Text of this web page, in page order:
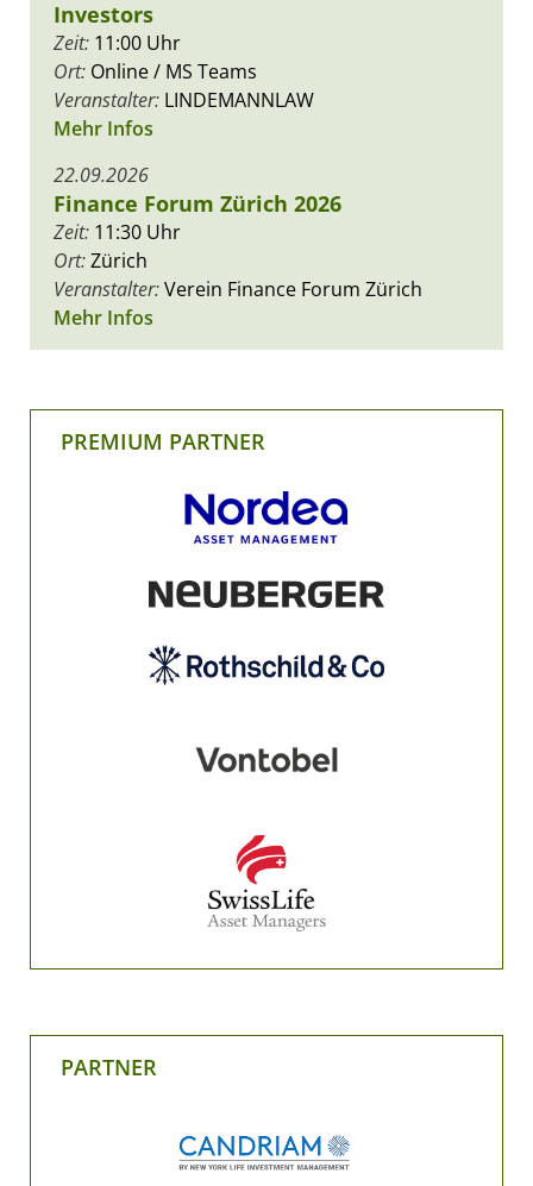
Investors
Zeit: 11:00 Uhr
Ort: Online / MS Teams
Veranstalter: LINDEMANNLAW
Mehr Infos
22.09.2026
Finance Forum Zürich 2026
Zeit: 11:30 Uhr
Ort:Zürich
Veranstalter:Verein Finance Forum Zürich
Mehr Infos
PREMIUM PARTNER
PARTNER